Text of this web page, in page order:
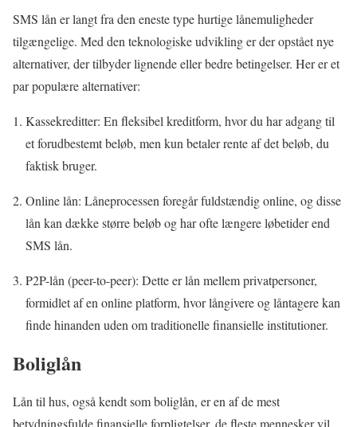
SMS lån er langt fra den eneste type hurtige lånemuligheder
tilgængelige. Med den teknologiske udvikling er der opstået nye
alternativer, der tilbyder lignende eller bedre betingelser. Her er et
par populære alternativer:
Kassekreditter: En fleksibel kreditform, hvor du har adgang til
et forudbestemt beløb, men kun betaler rente af det beløb, du
faktisk bruger.
Online lån: Låneprocessen foregår fuldstændig online, og disse
lån kan dække større beløb og har ofte længere løbetider end
SMS lån.
P2P-lån (peer-to-peer): Dette er lån mellem privatpersoner,
formidlet af en online platform, hvor långivere og låntagere kan
finde hinanden uden om traditionelle finansielle institutioner.
Boliglån
Lån til hus, også kendt som boliglån, er en af de mest
betydningsfulde finansielle forpligtelser, de fleste mennesker vil